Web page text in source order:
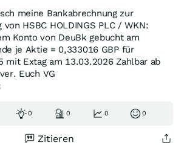
meine Bankabrechnung zur
HSBC HOLDINGS PLC / WKN:
Konto von DeuBk gebucht am
je Aktie = 0,333016 GBP für
mit Extag am 13.03.2026 Zahlbar ab
Euch VG
0 0 0 0
Zitieren